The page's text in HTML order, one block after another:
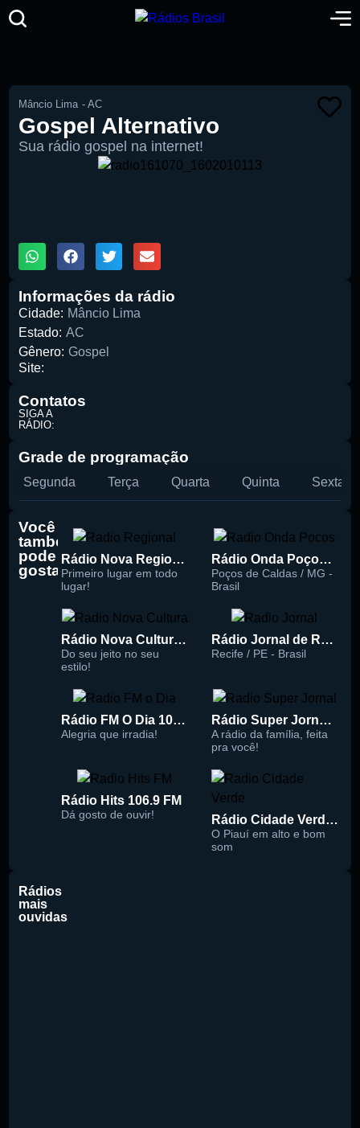
Pesquise aqui a sua rádio favorita:
Buscar rádio
Mâncio Lima -AC
Gospel Alternativo
Sua rádio gospel na internet!
Informações da rádio
Cidade: Mâncio Lima
Estado: AC
Gênero: Gospel
Site:
Contatos
SIGA A
RÁDIO:
Grade de programação
Segunda Terça Quarta Quinta Sexta
Você
também
pode
gostar
Rádio Nova Regional 91.5 FM
Primeiro lugar em todo
lugar!
Rádio Onda Poços 96.7 FM
Poços de Caldas / MG -
Brasil
Rádio Nova Cultura 93.1 FM
Do seu jeito no seu
estilo!
Rádio Jornal de Recife 90.3 FM
Recife / PE - Brasil
Rádio FM O Dia 100.5
Alegria que irradia!
Rádio Super Jornal 105.7 FM
A rádio da família, feita
pra você!
Rádio Hits 106.9 FM
Dá gosto de ouvir! Rádio Cidade Verde 93.5 FM
O Piauí em alto e bom
som
Rádios
mais
ouvidas